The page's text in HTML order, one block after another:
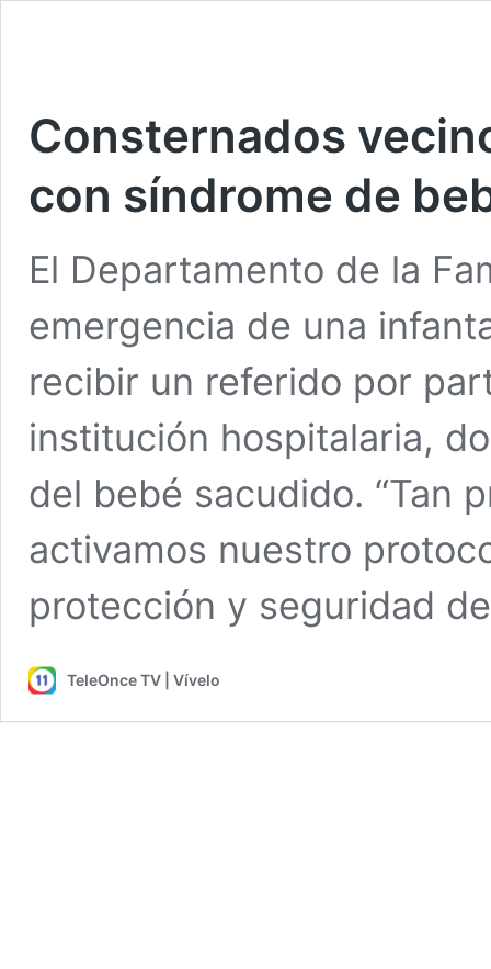
Consternados
con síndrome de
El Departamento de la
emergencia de una
recibir un referido por
institución hospitalaria,
del bebé sacudido. “Tan
activamos nuestro
protección y seguridad
TeleOnce TV | Vívelo